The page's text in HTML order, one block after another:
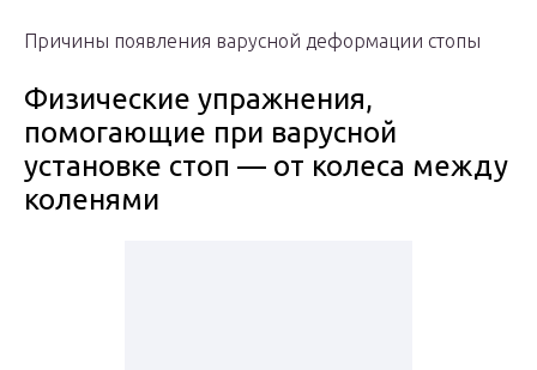
Причины появления варусной деформации стопы
Физические упражнения,
помогающие при варусной
установке стоп — от колеса между
коленями